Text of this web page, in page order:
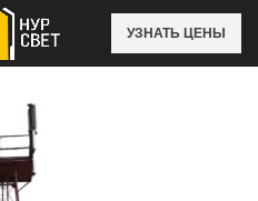
УЗНАТЬ ЦЕНЫ